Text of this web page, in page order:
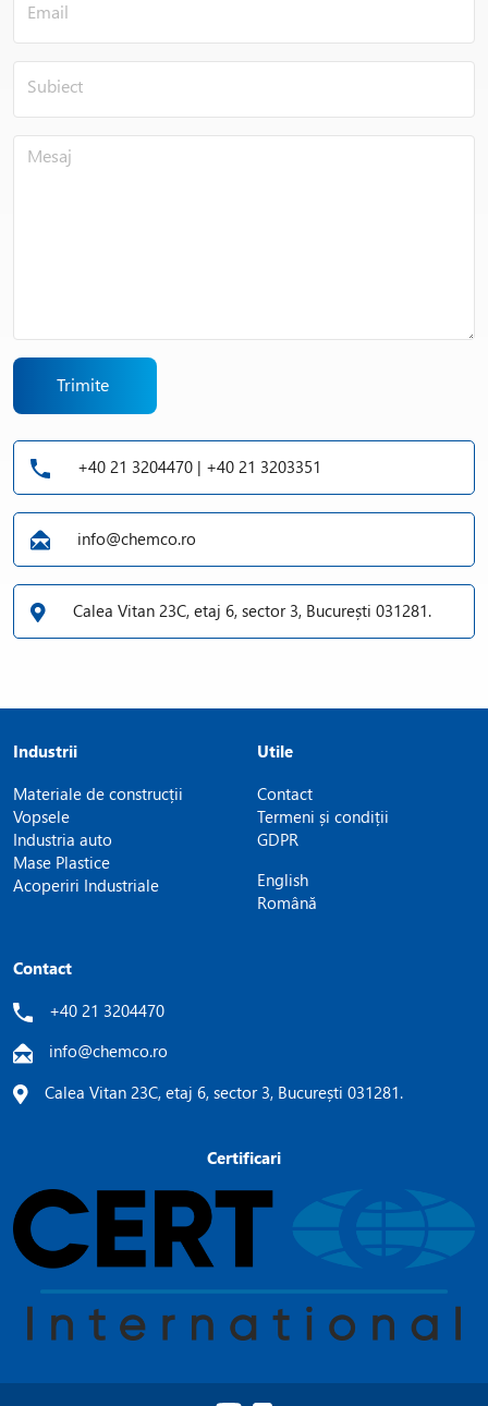
Trimite
+40 21 3204470 | +40 21 3203351
info@chemco.ro
Calea Vitan 23C, etaj 6, sector 3, București 031281.
Industrii
Materiale de construcții
Vopsele
Industria auto
Mase Plastice
Acoperiri Industriale
Utile
Contact
Termeni și condiții
GDPR
English
Română
Contact
+40 21 3204470
info@chemco.ro
Calea Vitan 23C, etaj 6, sector 3, București 031281.
Certificari